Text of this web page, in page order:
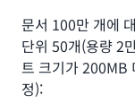
Amazon Q
자 계정당 1개로
위에서 설명한
1,500시간의 인
문서 100만 개에
단위 50개(용량 2
트 크기가 200MB
정):